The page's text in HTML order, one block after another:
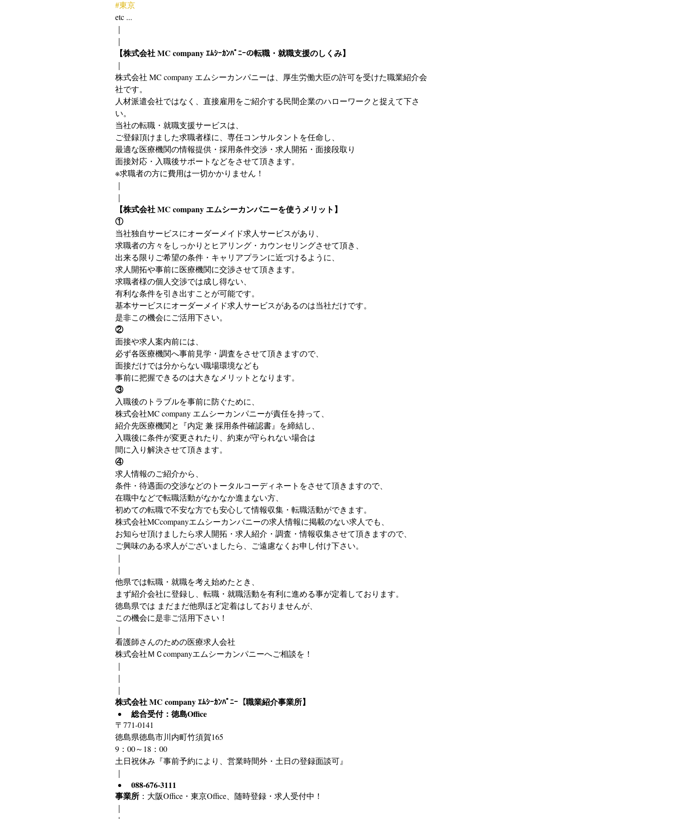
#東京
etc ...
｜
｜
【株式会社 MC company ｴﾑｼｰｶﾝﾊﾟﾆｰの転職・就職支援のしくみ】
｜
株式会社 MC company エムシーカンパニーは、厚生労働大臣の許可を受けた職業紹介会
社です。
人材派遣会社ではなく、直接雇用をご紹介する民間企業のハローワークと捉えて下さ
い。
当社の転職・就職支援サービスは、
ご登録頂けました求職者様に、専任コンサルタントを任命し、
最適な医療機関の情報提供・採用条件交渉・求人開拓・面接段取り
面接対応・入職後サポートなどをさせて頂きます。
※求職者の方に費用は一切かかりません！
｜
｜
【株式会社 MC company エムシーカンパニーを使うメリット】
①
当社独自サービスにオーダーメイド求人サービスがあり、
求職者の方々をしっかりとヒアリング・カウンセリングさせて頂き、
出来る限りご希望の条件・キャリアプランに近づけるように、
求人開拓や事前に医療機関に交渉させて頂きます。
求職者様の個人交渉では成し得ない、
有利な条件を引き出すことが可能です。
基本サービスにオーダーメイド求人サービスがあるのは当社だけです。
是非この機会にご活用下さい。
②
面接や求人案内前には、
必ず各医療機関へ事前見学・調査をさせて頂きますので、
面接だけでは分からない職場環境なども
事前に把握できるのは大きなメリットとなります。
③
入職後のトラブルを事前に防ぐために、
株式会社MC company エムシーカンパニーが責任を持って、
紹介先医療機関と『内定 兼 採用条件確認書』を締結し、
入職後に条件が変更されたり、約束が守られない場合は
間に入り解決させて頂きます。
④
求人情報のご紹介から、
条件・待遇面の交渉などのトータルコーディネートをさせて頂きますので、
在職中などで転職活動がなかなか進まない方、
初めての転職で不安な方でも安心して情報収集・転職活動ができます。
株式会社MCcompanyエムシーカンパニーの求人情報に掲載のない求人でも、
お知らせ頂けましたら求人開拓・求人紹介・調査・情報収集させて頂きますので、
ご興味のある求人がございましたら、ご遠慮なくお申し付け下さい。
｜
｜
他県では転職・就職を考え始めたとき、
まず紹介会社に登録し、転職・就職活動を有利に進める事が定着しております。
徳島県では まだまだ他県ほど定着はしておりませんが、
この機会に是非ご活用下さい！
｜
看護師さんのための医療求人会社
株式会社ＭＣcompanyエムシーカンパニーへご相談を！
｜
｜
｜
株式会社 MC company ｴﾑｼｰｶﾝﾊﾟﾆｰ【職業紹介事業所】
総合受付：徳島Office
〒771-0141
徳島県徳島市川内町竹須賀165
9：00～18：00
土日祝休み『事前予約により、営業時間外・土日の登録面談可』
｜
088-676-3111
事業所 ：大阪Office・東京Office、随時登録・求人受付中！
｜